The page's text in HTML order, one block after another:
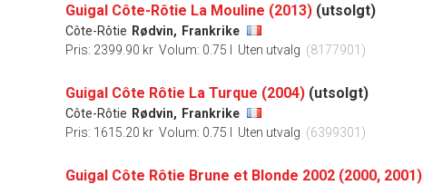
Guigal Côte-Rôtie La Mouline (2013) (utsolgt)
Côte-Rôtie Rødvin, Frankrike
Pris: 2399.90 kr Volum: 0.75 l Uten utvalg (8177901)
Guigal Côte Rôtie La Turque (2004) (utsolgt)
Côte-Rôtie Rødvin, Frankrike
Pris: 1615.20 kr Volum: 0.75 l Uten utvalg (6399301)
Guigal Côte Rôtie Brune et Blonde 2002 (2000, 2001)